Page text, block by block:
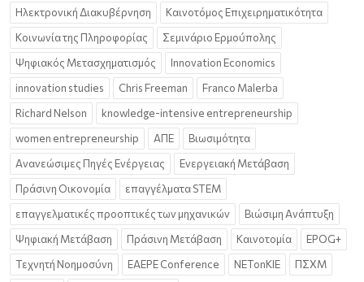
Ηλεκτρονική Διακυβέρνηση
Καινοτόμος Επιχειρηματικότητα
Κοινωνία της Πληροφορίας
Σεμινάριο Ερμούπολης
Ψηφιακός Μετασχηματισμός
Innovation Economics
innovation studies
Chris Freeman
Franco Malerba
Richard Nelson
knowledge-intensive entrepreneurship
women entrepreneurship
ΑΠΕ
Βιωσιμότητα
Ανανεώσιμες Πηγές Ενέργειας
Ενεργειακή Μετάβαση
Πράσινη Οικονομία
επαγγέλματα STEM
επαγγελματικές προοπτικές των μηχανικών
Βιώσιμη Ανάπτυξη
Ψηφιακή Μετάβαση
Πράσινη Μετάβαση Καινοτομία
EPOG+
Τεχνητή Νοημοσύνη
EAEPE Conference NETonKIE
ΠΣΧΜ